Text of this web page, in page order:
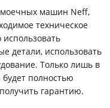
машин Neff,
техническое
детали, использовать
Только лишь в
полностью
гарантию.